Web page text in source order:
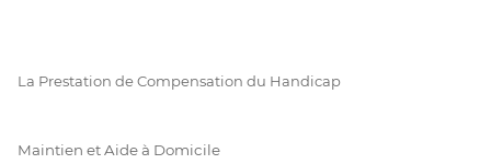
La Prestation de Compensation du Handicap
Maintien et Aide à Domicile